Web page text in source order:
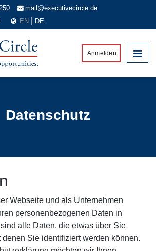
mail@executivecircle.de
EN DE
Anmelden
Datenschutz
Webseite und als Unternehmen
personenbezogenen Daten in
alle Daten, die etwas über Sie
Sie identifiziert werden können.